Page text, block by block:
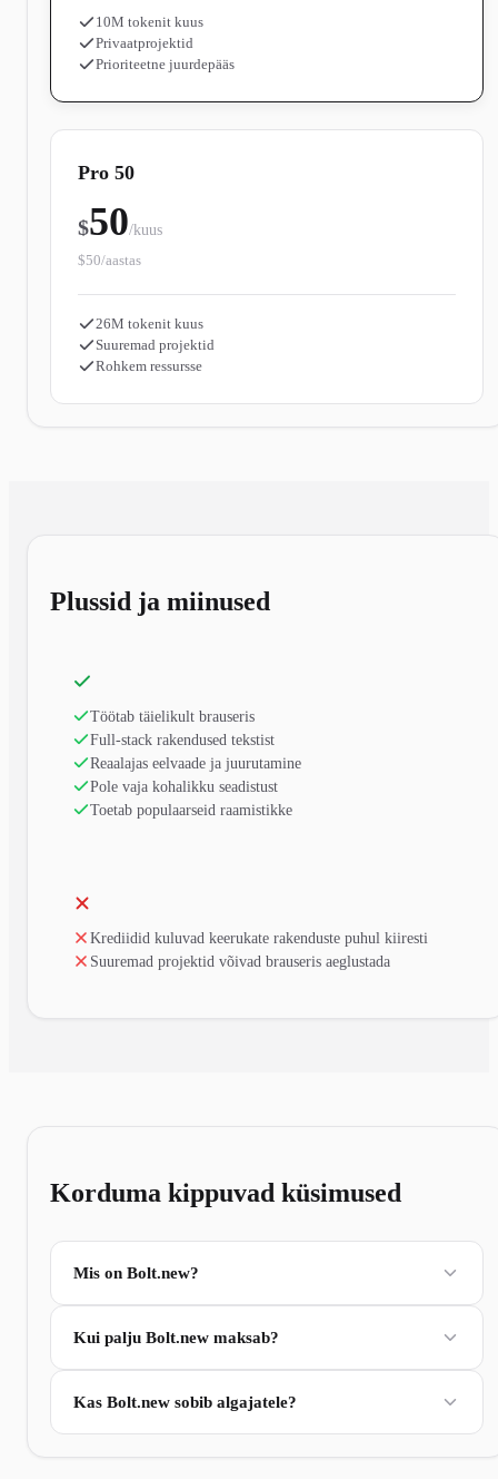
10M tokenit kuus
Privaatprojektid
Prioriteetne juurdepääs
Pro 50
$50/kuus
$50/aastas
26M tokenit kuus
Suuremad projektid
Rohkem ressursse
Plussid ja miinused
Töötab täielikult brauseris
Full-stack rakendused tekstist
Reaalajas eelvaade ja juurutamine
Pole vaja kohalikku seadistust
Toetab populaarseid raamistikke
Krediidid kuluvad keerukate rakenduste puhul kiiresti
Suuremad projektid võivad brauseris aeglustada
Korduma kippuvad küsimused
Mis on Bolt.new?
Kui palju Bolt.new maksab?
Kas Bolt.new sobib algajatele?